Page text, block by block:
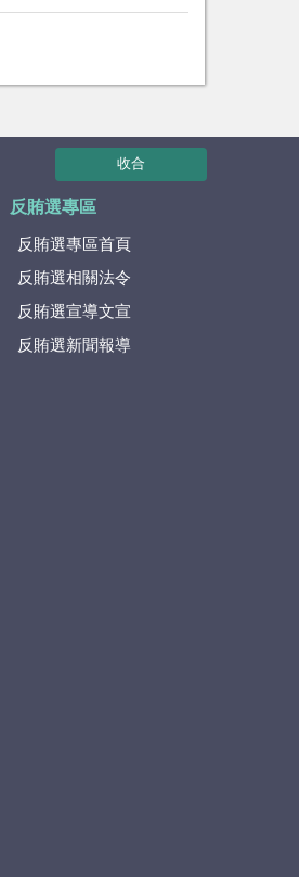
收合
反賄選專區
反賄選專區首頁
反賄選相關法令
反賄選宣導文宣
反賄選新聞報導